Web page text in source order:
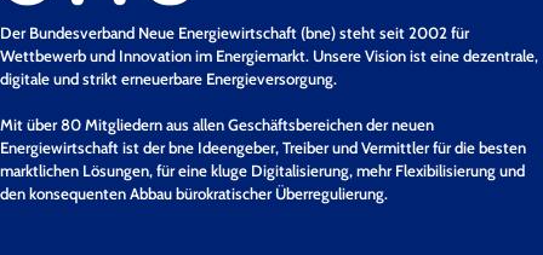
Der Bundesverband Neue Energiewirtschaft (bne) steht seit 2002 für
Wettbewerb und Innovation im Energiemarkt. Unsere Vision ist eine dezentrale,
digitale und strikt erneuerbare Energieversorgung.
Mit über 80 Mitgliedern aus allen Geschäftsbereichen der neuen
Energiewirtschaft ist der bne Ideengeber, Treiber und Vermittler für die besten
marktlichen Lösungen, für eine kluge Digitalisierung, mehr Flexibilisierung und
den konsequenten Abbau bürokratischer Überregulierung.